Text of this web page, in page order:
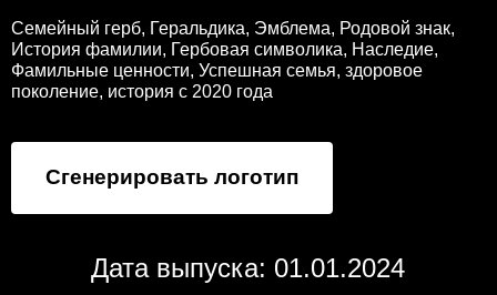
Семейный герб, Геральдика, Эмблема, Родовой знак,
История фамилии, Гербовая символика, Наследие,
Фамильные ценности, Успешная семья, здоровое
поколение, история с 2020 года
Сгенерировать логотип
Дата выпуска: 01.01.2024